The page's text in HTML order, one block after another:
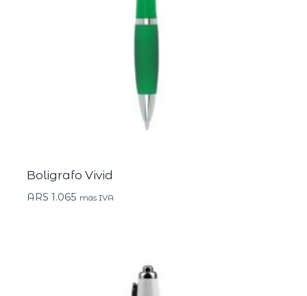
Boligrafo Vivid
ARS 1.065 más IVA